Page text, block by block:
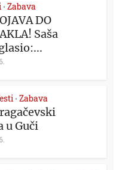
• Zabava
DO
Saša
• Zabava
u Guči